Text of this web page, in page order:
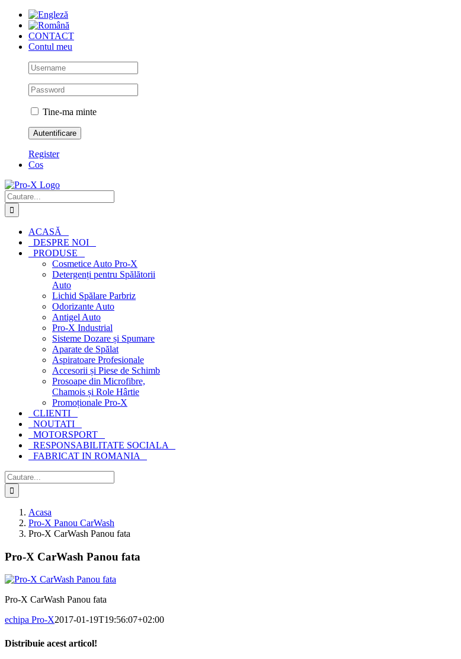
Skip
contentCONTACT
Contul meu
Tine-ma minte
Register
Cos
Cautare...
ACASĂ
DESPRE NOI
PRODUSE
Cosmetice Auto Pro-X
Detergenți pentru Spălătorii
Auto
Lichid Spălare Parbriz
Odorizante Auto
Antigel Auto
Pro-X Industrial
Sisteme Dozare și Spumare
Aparate de Spălat
Aspiratoare Profesionale
Accesorii și Piese de Schimb
Prosoape din Microfibre,
Chamois și Role Hârtie
Promoționale Pro-X
CLIENTI
NOUTATI
MOTORSPORT
RESPONSABILITATE SOCIALA
FABRICAT IN ROMANIA
Cautare...
Acasa
Pro-X Panou CarWash
Pro-X CarWash Panou fata
Pro-X CarWash Panou fata
Pro-X CarWash Panou fata
echipa Pro-X2017-01-19T19:56:07+02:00
Distribuie acest articol!